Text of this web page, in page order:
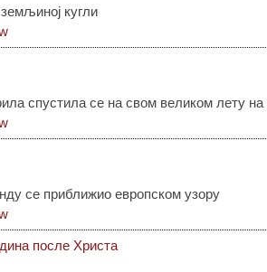
кугли
спустила се на свом великом лету
се приближио европском узору
после Христа